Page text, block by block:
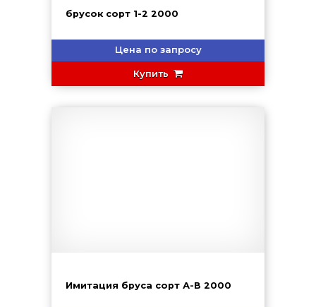
брусок сорт 1-2 2000
Цена по запросу
Купить
Имитация бруса сорт А-В 2000